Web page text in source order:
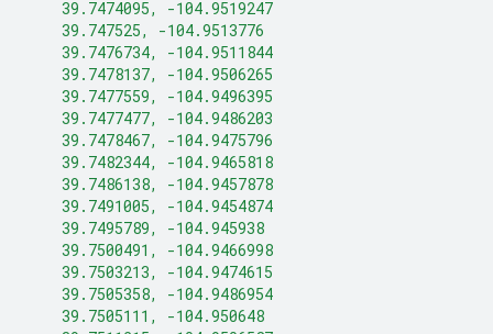
    39.7474095, -104.9519247
    39.747525, -104.9513776
    39.7476734, -104.9511844
    39.7478137, -104.9506265
    39.7477559, -104.9496395
    39.7477477, -104.9486203
    39.7478467, -104.9475796
    39.7482344, -104.9465818
    39.7486138, -104.9457878
    39.7491005, -104.9454874
    39.7495789, -104.945938
    39.7500491, -104.9466998
    39.7503213, -104.9474615
    39.7505358, -104.9486954
    39.7505111, -104.950648